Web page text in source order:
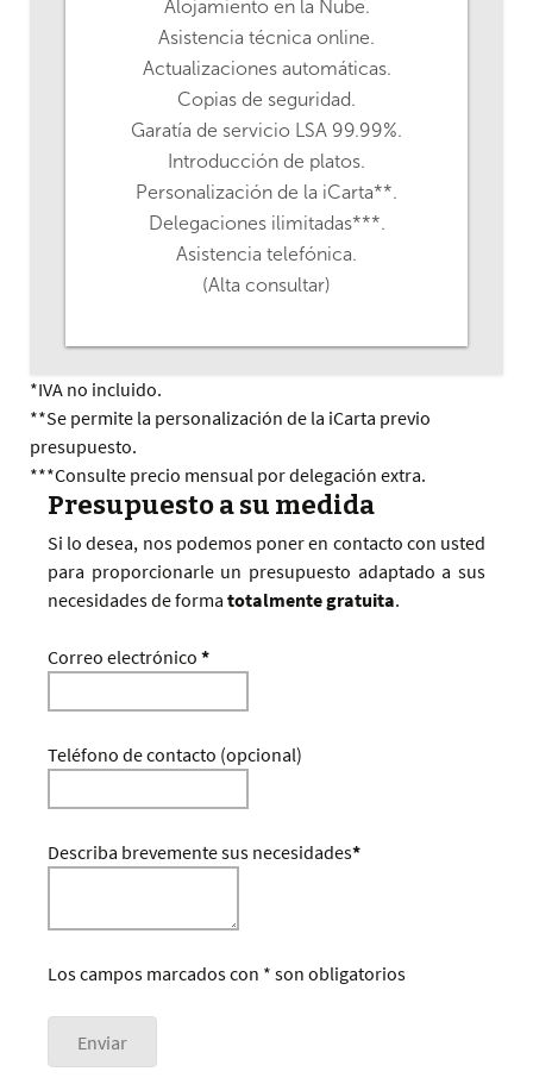
Alojamiento en la Nube.
Asistencia técnica online.
Actualizaciones automáticas.
Copias de seguridad.
Garatía de servicio LSA 99.99%.
Introducción de platos.
Personalización de la iCarta**.
Delegaciones ilimitadas***.
Asistencia telefónica.
(Alta consultar)
*IVA no incluido.
**Se permite la personalización de la iCarta previo
presupuesto.
***Consulte precio mensual por delegación extra.
Presupuesto a su medida
Si lo desea, nos podemos poner en contacto con usted
para proporcionarle un presupuesto adaptado a sus
necesidades de forma totalmente gratuita.
Correo electrónico *
Teléfono de contacto (opcional)
Describa brevemente sus necesidades*
Los campos marcados con * son obligatorios